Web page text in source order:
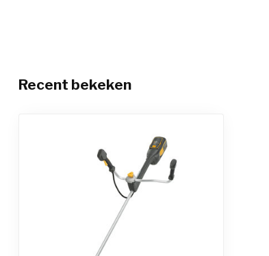
Recent bekeken